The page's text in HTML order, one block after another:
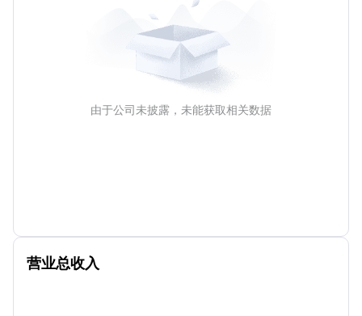
由于公司未披露，未能获取相关数据
营业总收入